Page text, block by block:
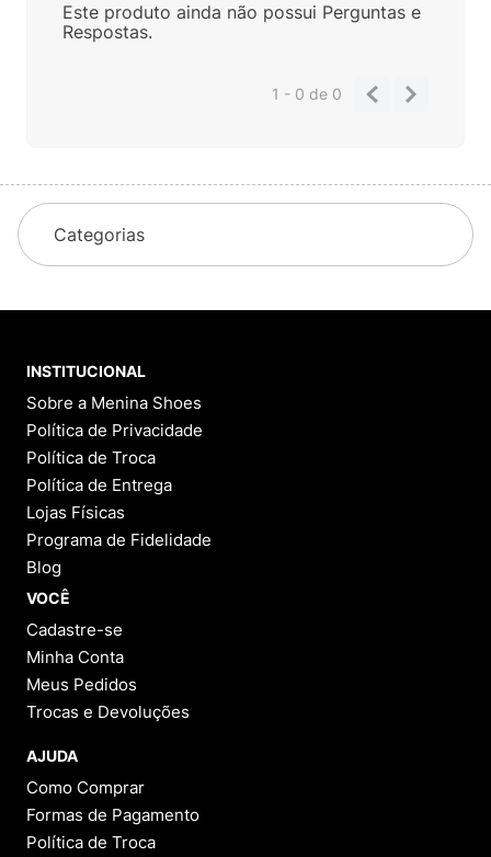
Este produto ainda não possui Perguntas e
Respostas.
1 - 0de 0
Categorias
INSTITUCIONAL
Sobre a Menina Shoes
Política de Privacidade
Política de Troca
Política de Entrega
Lojas Físicas
Programa de Fidelidade
Blog
VOCÊ
Cadastre-se
Minha Conta
Meus Pedidos
Trocas e Devoluções
AJUDA
Como Comprar
Formas de Pagamento
Política de Troca